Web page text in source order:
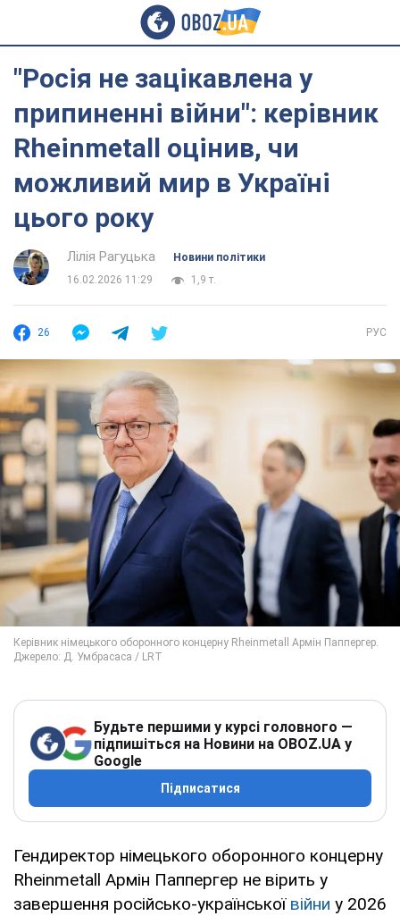
"Росія не зацікавлена у
припиненні війни": керівник
Rheinmetall оцінив, чи
можливий мир в Україні
цього року
Лілія Рагуцька
Новини політики
16.02.2026 11:29
1,9 т.
26 РУС
Будьте першими у курсі головного —
підпишіться на Новини на OBOZ.UA у
Google
Підписатися
Гендиректор німецького оборонного концерну
Rheinmetall Армін Паппергер не вірить у
завершення російсько-української війни у 2026